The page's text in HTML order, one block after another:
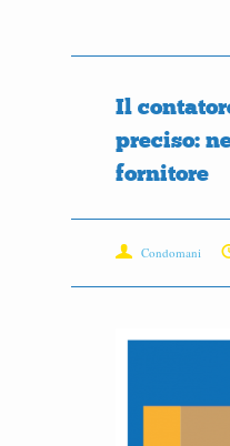
Il
preciso:
fornitore
Condomani